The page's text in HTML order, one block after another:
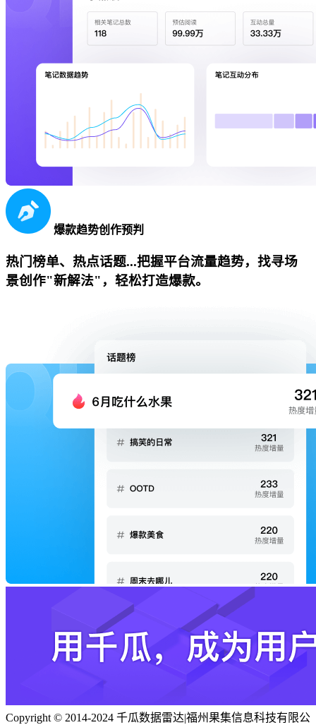
爆款趋势创作预判
热门榜单、热点话题...把握平台流量趋势，找寻场
景创作"新解法"，轻松打造爆款。
Copyright © 2014-2024 千瓜数据雷达|福州果集信息科技有限公